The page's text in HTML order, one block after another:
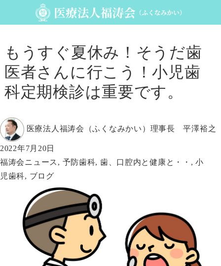
もうすぐ夏休み！そうだ歯
医者さんに行こう！小児歯
科定期検診は重要です。
投
者
医療法人福涛会（ふくなみかい）理事長 平澤裕之
投
稿
日:
2022年7月20日
カ
テ
福涛会ニュース , 予防歯科, 歯、口腔内と健康と・・ ,小
児歯科, ブログ